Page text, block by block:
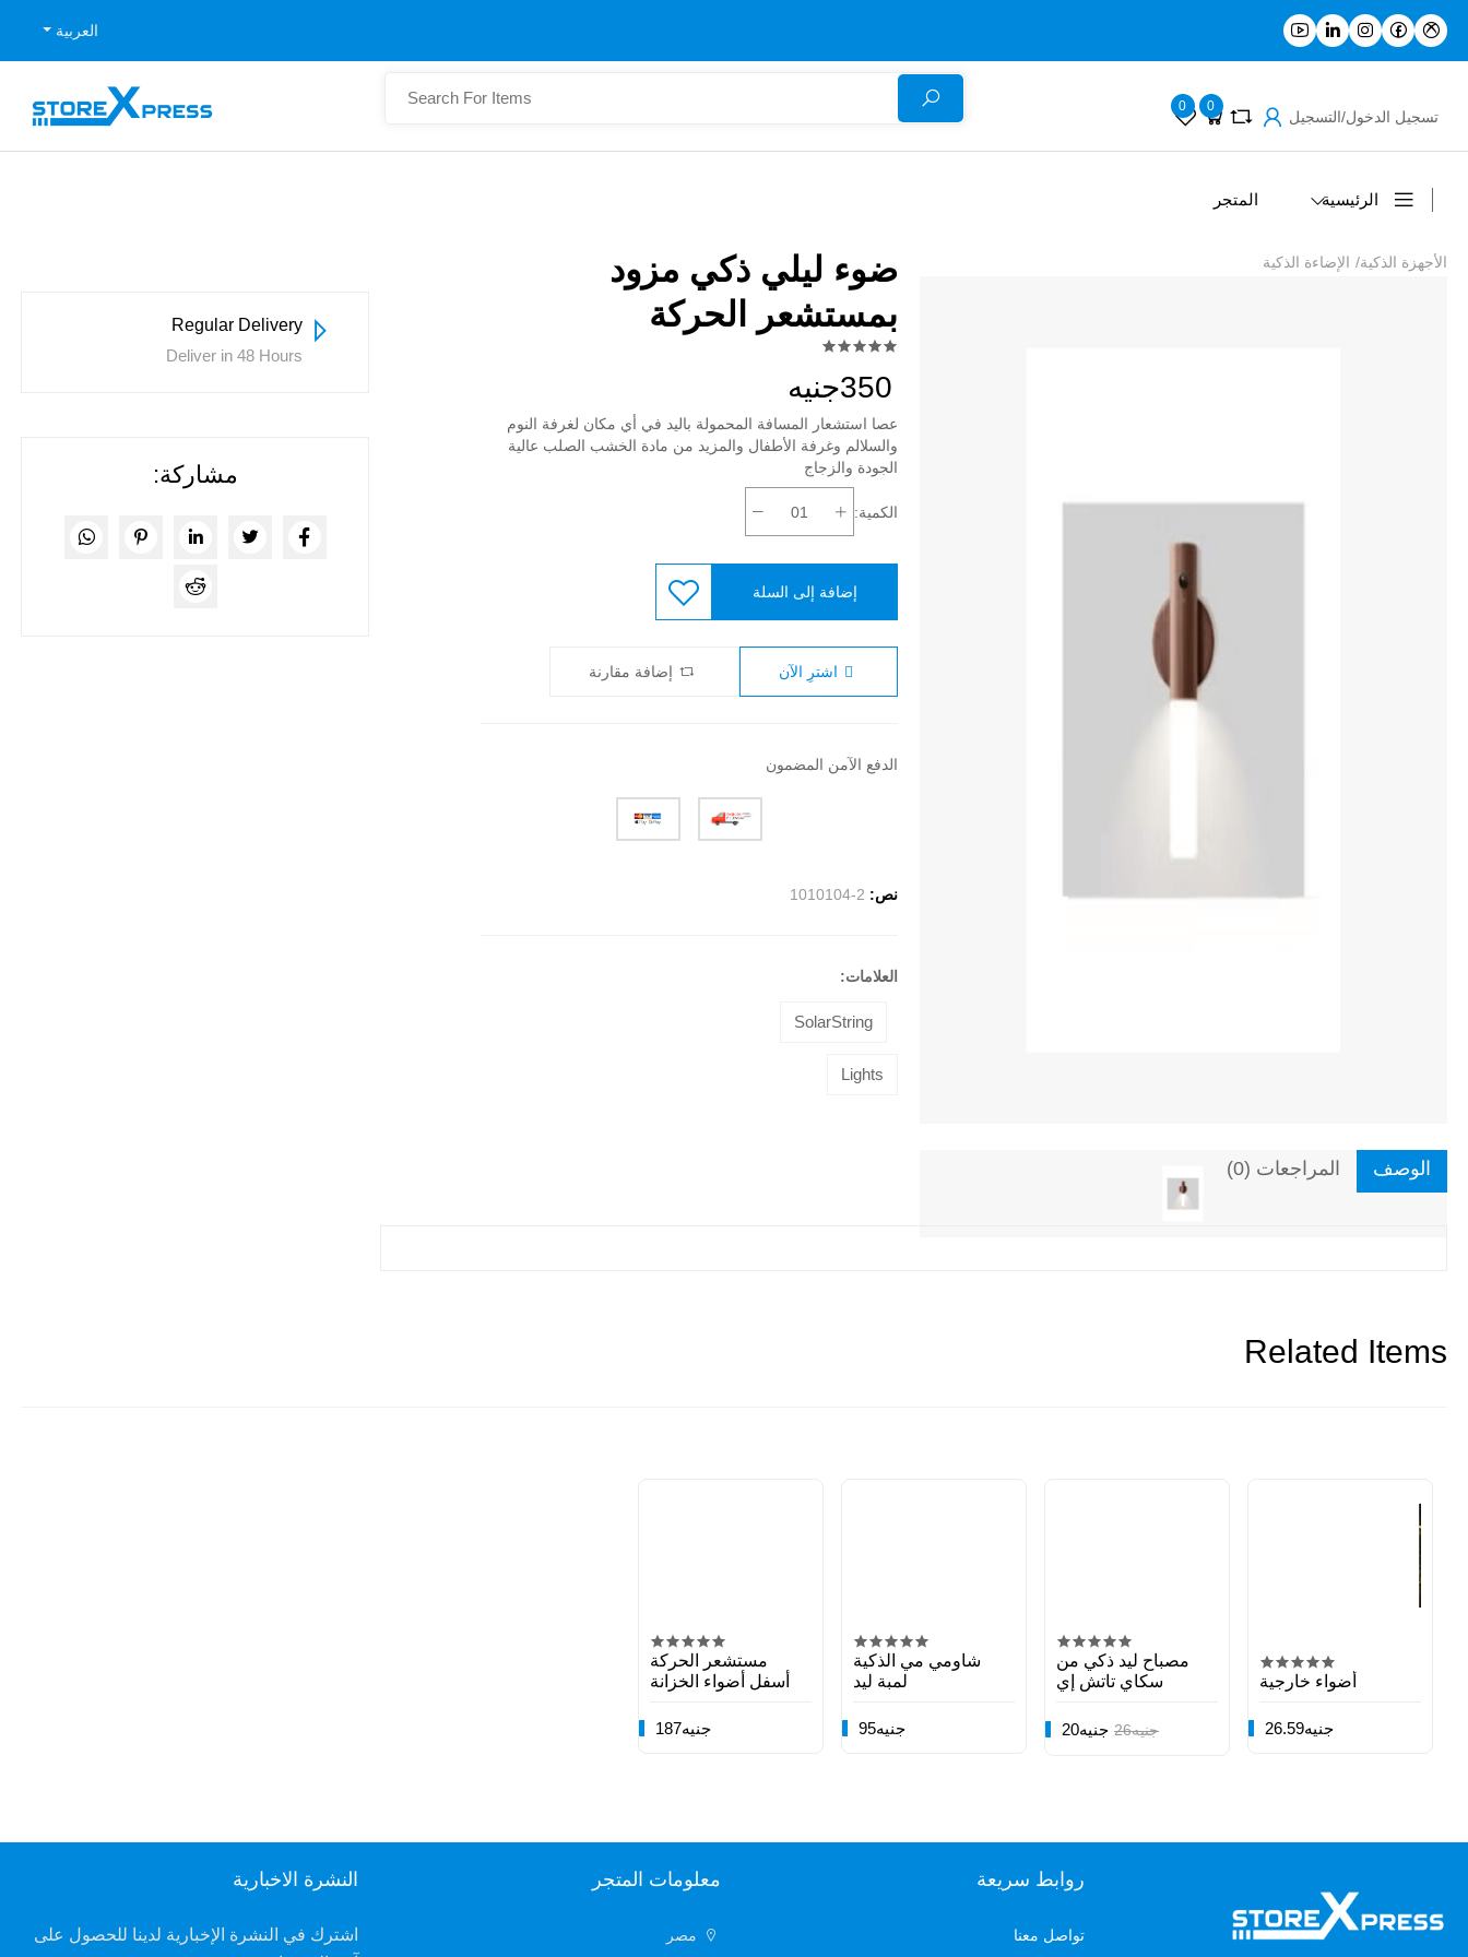
العربية
0 0
تسجيل الدخول/التسجيل
الرئيسية المتجر
الأجهزة الذكية/ الإضاءة الذكية
ضوء ليلي ذكي مزود
بمستشعر الحركة
350جنيه
عصا استشعار المسافة المحمولة باليد في أي مكان لغرفة النوم
والسلالم وغرفة الأطفال والمزيد من مادة الخشب الصلب عالية
الجودة والزجاج
الكمية:
إضافة إلى السلة
اشترِ الآن إضافة مقارنة
الدفع الآمن المضمون
نص: 1010104-2
العلامات:
SolarString
Lights
الوصف المراجعات (0)
Regular Delivery
Deliver in 48 Hours
مشاركة:
Related Items
أضواء خارجية
26.59جنيه
مصباح ليد ذكي من
سكاي تاتش إي
20جنيه 26جنيه
شاومي مي الذكية
لمبة ليد
95جنيه
مستشعر الحركة
أسفل أضواء الخزانة
187جنيه
روابط سريعة
تواصل معنا
معلومات المتجر
مصر
النشرة الاخبارية
اشترك في النشرة الإخبارية لدينا للحصول على